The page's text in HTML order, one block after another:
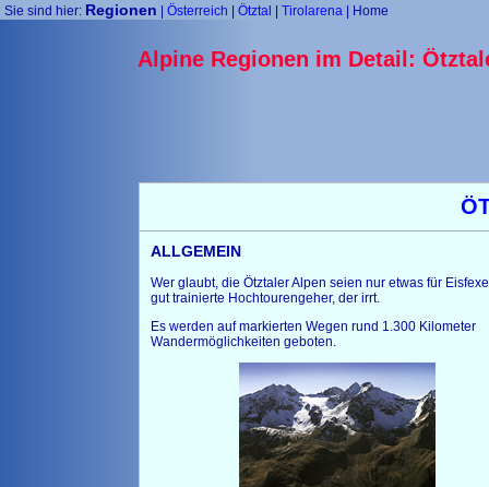
Sie sind hier: Regionen Österreich Ötztal Tirolarena Home
Alpine Regionen im Detail:
ALLGEMEIN
Wer glaubt, die Ötztaler Alpen seien nur etwas für
gut trainierte Hochtourengeher, der irrt.
Es werden auf markierten Wegen rund 1.300 Kilometer
Wandermöglichkeiten geboten.